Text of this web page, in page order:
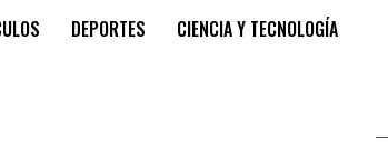
DEPORTES CIENCIA Y TECNOLOGÍA